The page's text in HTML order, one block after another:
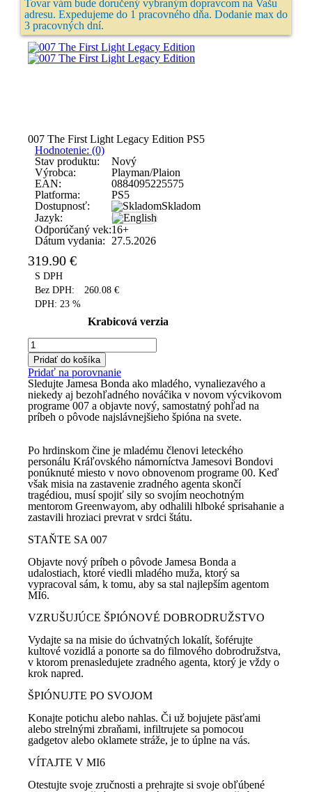
Tovar vám bude doručený vybraným dopravcom na Vašu
adresu. Expedujeme do 1 pracovného dňa. Dodanie max do
3 pracovných dní.
007 The First Light Legacy Edition PS5
Hodnotenie: (0)
Stav produktu:
Nový
Výrobca:
Playman/Plaion
EAN:
0884095225575
Platforma:
PS5
Dostupnosť:
Skladom
Jazyk:
Odporúčaný vek:16+
Dátum vydania:
27.5.2026
319.90 €
S DPH
Bez DPH:
260.08 €
DPH: 23 %
Krabicová verzia
Pridať do košíka
Pridať na porovnanie
Sledujte Jamesa Bonda ako mladého, vynaliezavého a
niekedy aj bezohľadného nováčika v novom výcvikovom
programe 007 a objavte nový, samostatný pohľad na
príbeh o pôvode najslávnejšieho špióna na svete.
Po hrdinskom čine je mladému členovi leteckého
personálu Kráľovského námorníctva Jamesovi Bondovi
ponúknuté miesto v novo obnovenom programe 00. Keď
však misia na zastavenie zradného agenta skončí
tragédiou, musí spojiť sily so svojím neochotným
mentorom Greenwayom, aby odhalili hlboké sprisahanie a
zastavili hroziaci prevrat v srdci štátu.
STAŇTE SA 007
Objavte nový príbeh o pôvode Jamesa Bonda a
udalostiach, ktoré viedli mladého muža, ktorý sa
vypracoval sám, k tomu, aby sa stal najlepším agentom
MI6.
VZRUŠUJÚCE ŠPIÓNOVÉ DOBRODRUŽSTVO
Vydajte sa na misie do úchvatných lokalít, šoférujte
kultové vozidlá a ponorte sa do filmového dobrodružstva,
v ktorom prenasledujete zradného agenta, ktorý je vždy o
krok napred.
ŠPIÓNUJTE PO SVOJOM
Konajte potichu alebo nahlas. Či už bojujete päsťami
alebo strelnými zbraňami, infiltrujete sa pomocou
gadgetov alebo oklamete stráže, je to úplne na vás.
VÍTAJTE V MI6
Otestujte svoje zručnosti a prehrajte si svoje obľúbené